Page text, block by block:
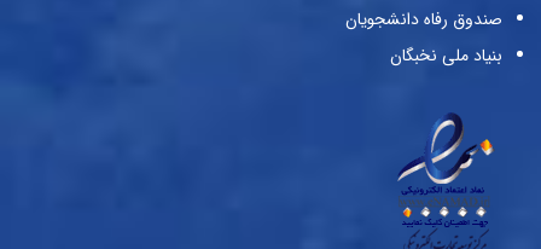
صندوق رفاه دانشجویان
بنیاد ملی نخبگان